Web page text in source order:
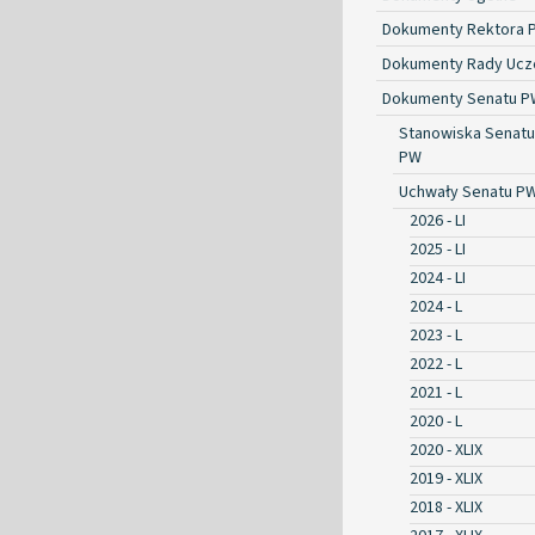
Dokumenty Rektora
Dokumenty Rady
Dokumenty Senatu
Stanowiska Senatu
PW
Uchwały Senatu
2026 - LI
2025 - LI
2024 - LI
2024 - L
2023 - L
2022 - L
2021 - L
2020 - L
2020 - XLIX
2019 - XLIX
2018 - XLIX